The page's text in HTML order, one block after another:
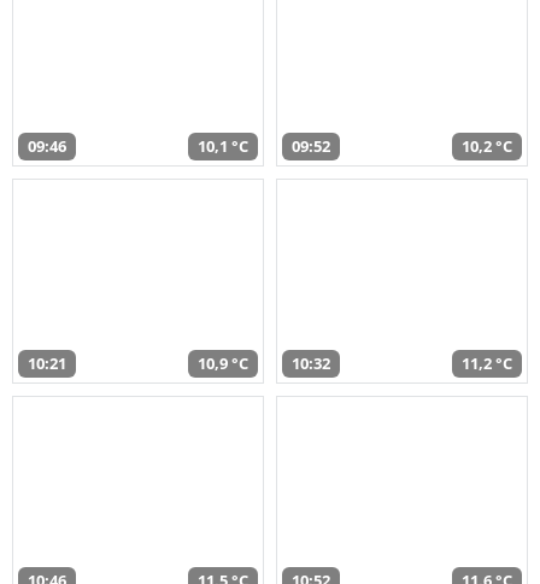
09:46 10,1 °C 09:52 10,2 °C
10:21 10,9 °C 10:32 11,2 °C